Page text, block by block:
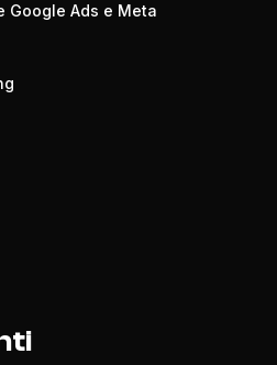
Google Ads e Meta